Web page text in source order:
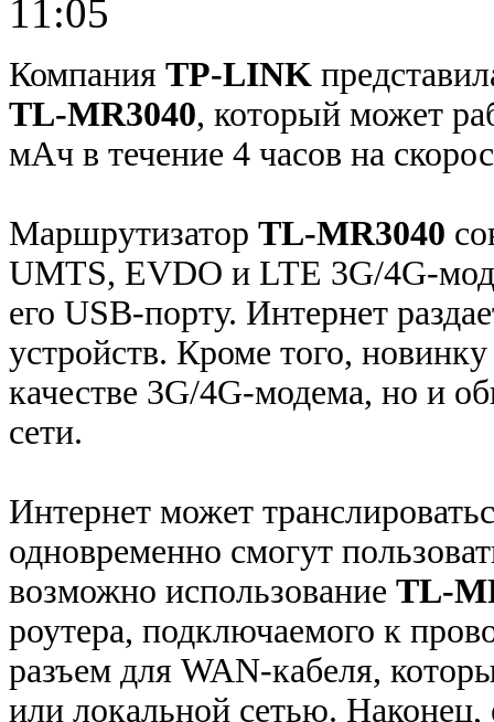
11:05
Компания TP-LINK
TL-MR3040, который может
мАч в течение 4 часов на
Маршрутизатор TL-MR3040
UMTS, EVDO и LTE 3G/4G-
его USB-порту. Интернет
устройств. Кроме того,
качестве 3G/4G-модема, но и
сети.
Интернет может
одновременно смогут
возможно использование TL-
роутера, подключаемого к
разъем для WAN-кабеля,
или локальной сетью.